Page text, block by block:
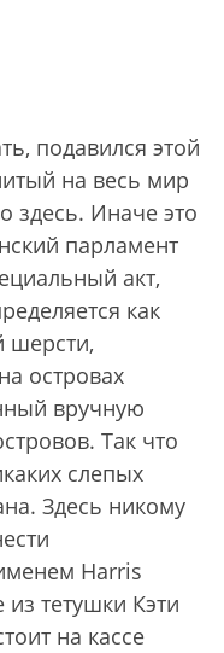
подавился этой
на весь мир
здесь. Иначе это
парламент
акт,
как
шерсти,
островах
вручную
Так что
слепых
Здесь никому
Harris
тетушки Кэти
на кассе